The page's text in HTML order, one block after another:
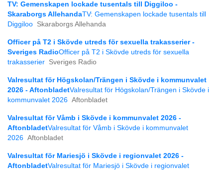
TV: Gemenskapen lockade tusentals till Diggiloo -
Skaraborgs AllehandaTV: Gemenskapen lockade tusentals till
Diggiloo Skaraborgs Allehanda
Officer på T2 i Skövde utreds för sexuella trakasserier -
Sveriges RadioOfficer på T2 i Skövde utreds för sexuella
trakasserier Sveriges Radio
Valresultat för Högskolan/Trängen i Skövde i kommunvalet
2026 - AftonbladetValresultat för Högskolan/Trängen i Skövde i
kommunvalet 2026 Aftonbladet
Valresultat för Våmb i Skövde i kommunvalet 2026 -
AftonbladetValresultat för Våmb i Skövde i kommunvalet
2026 Aftonbladet
Valresultat för Mariesjö i Skövde i regionvalet 2026 -
AftonbladetValresultat för Mariesjö i Skövde i regionvalet